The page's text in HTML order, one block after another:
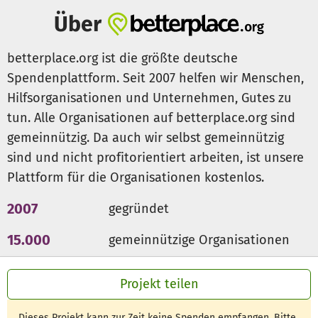
Projekt teilen
Akademie der Clara-Grunwald-Schule zu unterstützen.
Eure Spenden werden gebraucht für ...
Materialien
Themenausflüge
Expertenhonorare
Eure Unterstützung macht 380 Kinder sehr, sehr glücklich!
EIN DANKESCHÖN AN ALLE MÖGLICHMACHER
Über
betterplace.org ist die größte deutsche
Spendenplattform. Seit 2007 helfen wir Menschen,
Hilfsorganisationen und Unternehmen, Gutes zu
tun. Alle Organisationen auf betterplace.org sind
gemeinnützig. Da auch wir selbst gemeinnützig
sind und nicht profitorientiert arbeiten, ist unsere
Plattform für die Organisationen kostenlos.
2007 gegründet
15.000 gemeinnützige Organisationen
300 Mio € für den guten Zweck